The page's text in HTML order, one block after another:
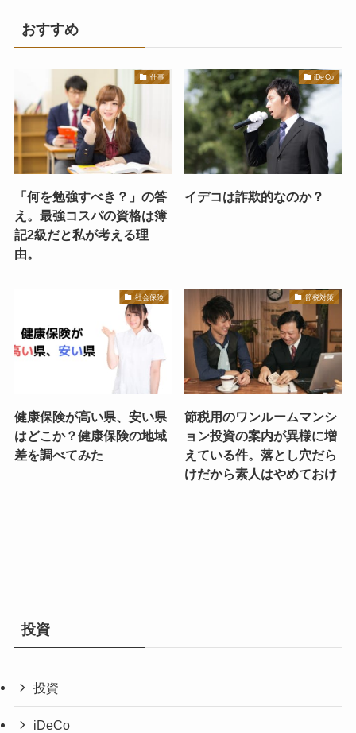
おすすめ
仕事
「何を勉強すべき？」の答
え。最強コスパの資格は簿
記2級だと私が考える理
由。
iDeCo
イデコは詐欺的なのか？
社会保険
健康保険が高い県、安い県
はどこか？健康保険の地域
差を調べてみた
節税対策
節税用のワンルームマンシ
ョン投資の案内が異様に増
えている件。落とし穴だら
けだから素人はやめておけ
投資
投資
iDeCo